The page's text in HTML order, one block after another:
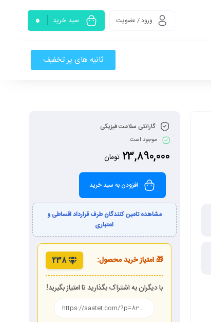
ورود / عضویت سبد خرید 0
ثانیه های پر تخفیف
گارانتی سلامت فیزیکی
موجود است
23,890,000 تومان
افزودن به سبد خرید
مشاهده تامین کنندگان طرف قرارداد اقساطی و
اعتباری
🎁 امتیاز خرید محصول: 238
با دیگران به اشتراک بگذارید تا امتیاز بگیرید!